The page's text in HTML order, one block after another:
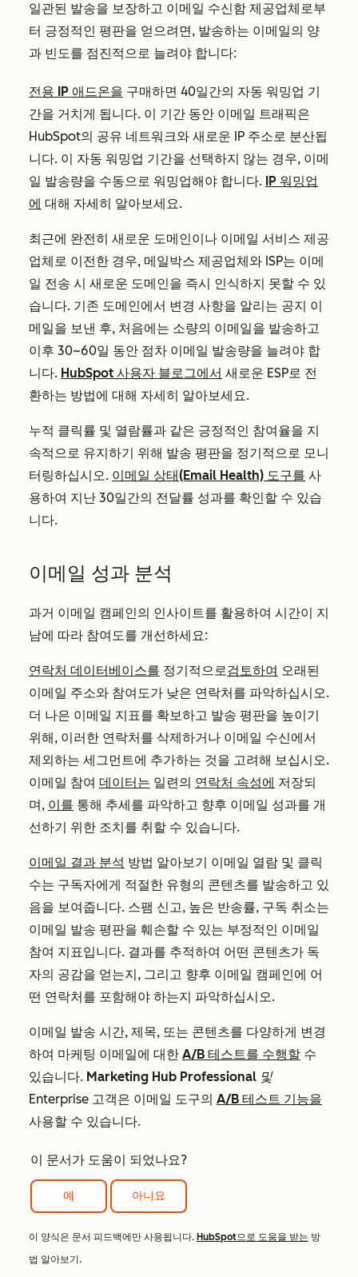
일관된 발송을 보장하고 이메일 수신함 제공업체로부
터 긍정적인 평판을 얻으려면, 발송하는 이메일의 양
과 빈도를 점진적으로 늘려야 합니다:
전용 IP 애드온을 구매하면 40일간의 자동 워밍업 기
간을 거치게 됩니다. 이 기간 동안 이메일 트래픽은
HubSpot의 공유 네트워크와 새로운 IP 주소로 분산됩
니다. 이 자동 워밍업 기간을 선택하지 않는 경우, 이메
일 발송량을 수동으로 워밍업해야 합니다. IP 워밍업
에 대해 자세히 알아보세요.
최근에 완전히 새로운 도메인이나 이메일 서비스 제공
업체로 이전한 경우, 메일박스 제공업체와 ISP는 이메
일 전송 시 새로운 도메인을 즉시 인식하지 못할 수 있
습니다. 기존 도메인에서 변경 사항을 알리는 공지 이
메일을 보낸 후, 처음에는 소량의 이메일을 발송하고
이후 30~60일 동안 점차 이메일 발송량을 늘려야 합
니다. HubSpot 사용자 블로그에서 새로운 ESP로 전
환하는 방법에 대해 자세히 알아보세요.
누적 클릭률 및 열람률과 같은 긍정적인 참여율을 지
속적으로 유지하기 위해 발송 평판을 정기적으로 모니
터링하십시오. 이메일 상태(Email Health) 도구를 사
용하여 지난 30일간의 전달률 성과를 확인할 수 있습
니다.
이메일 성과 분석
과거 이메일 캠페인의 인사이트를 활용하여 시간이 지
남에 따라 참여도를 개선하세요:
연락처 데이터베이스를 정기적으로검토하여 오래된
이메일 주소와 참여도가 낮은 연락처를 파악하십시오.
더 나은 이메일 지표를 확보하고 발송 평판을 높이기
위해, 이러한 연락처를 삭제하거나 이메일 수신에서
제외하는 세그먼트에 추가하는 것을 고려해 보십시오.
이메일 참여 데이터는 일련의 연락처 속성에 저장되
며, 이를 통해 추세를 파악하고 향후 이메일 성과를 개
선하기 위한 조치를 취할 수 있습니다.
이메일 결과 분석 방법 알아보기 이메일 열람 및 클릭
수는 구독자에게 적절한 유형의 콘텐츠를 발송하고 있
음을 보여줍니다. 스팸 신고, 높은 반송률, 구독 취소는
이메일 발송 평판을 훼손할 수 있는 부정적인 이메일
참여 지표입니다. 결과를 추적하여 어떤 콘텐츠가 독
자의 공감을 얻는지, 그리고 향후 이메일 캠페인에 어
떤 연락처를 포함해야 하는지 파악하십시오.
이메일 발송 시간, 제목, 또는 콘텐츠를 다양하게 변경
하여 마케팅 이메일에 대한 A/B 테스트를 수행할 수
있습니다. Marketing Hub Professional 및
Enterprise 고객은 이메일 도구의 A/B 테스트 기능을
사용할 수 있습니다.
이 문서가 도움이 되었나요?
예 아니요
이 양식은 문서 피드백에만 사용됩니다. HubSpot으로 도움을 받는 방
법 알아보기.